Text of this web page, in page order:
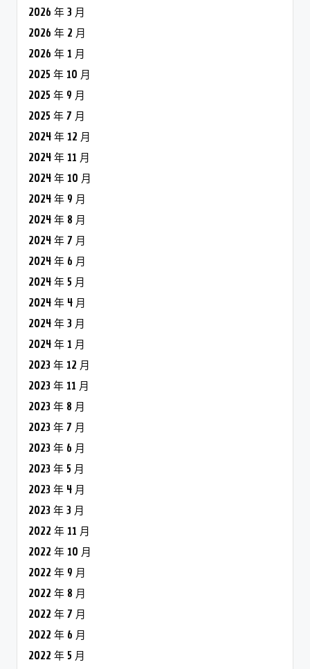
2026 年 3 月
2026 年 2 月
2026 年 1 月
2025 年 10 月
2025 年 9 月
2025 年 7 月
2024 年 12 月
2024 年 11 月
2024 年 10 月
2024 年 9 月
2024 年 8 月
2024 年 7 月
2024 年 6 月
2024 年 5 月
2024 年 4 月
2024 年 3 月
2024 年 1 月
2023 年 12 月
2023 年 11 月
2023 年 8 月
2023 年 7 月
2023 年 6 月
2023 年 5 月
2023 年 4 月
2023 年 3 月
2022 年 11 月
2022 年 10 月
2022 年 9 月
2022 年 8 月
2022 年 7 月
2022 年 6 月
2022 年 5 月